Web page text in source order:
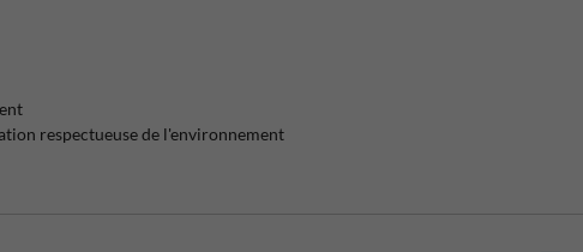
respectueuse de l'environnement